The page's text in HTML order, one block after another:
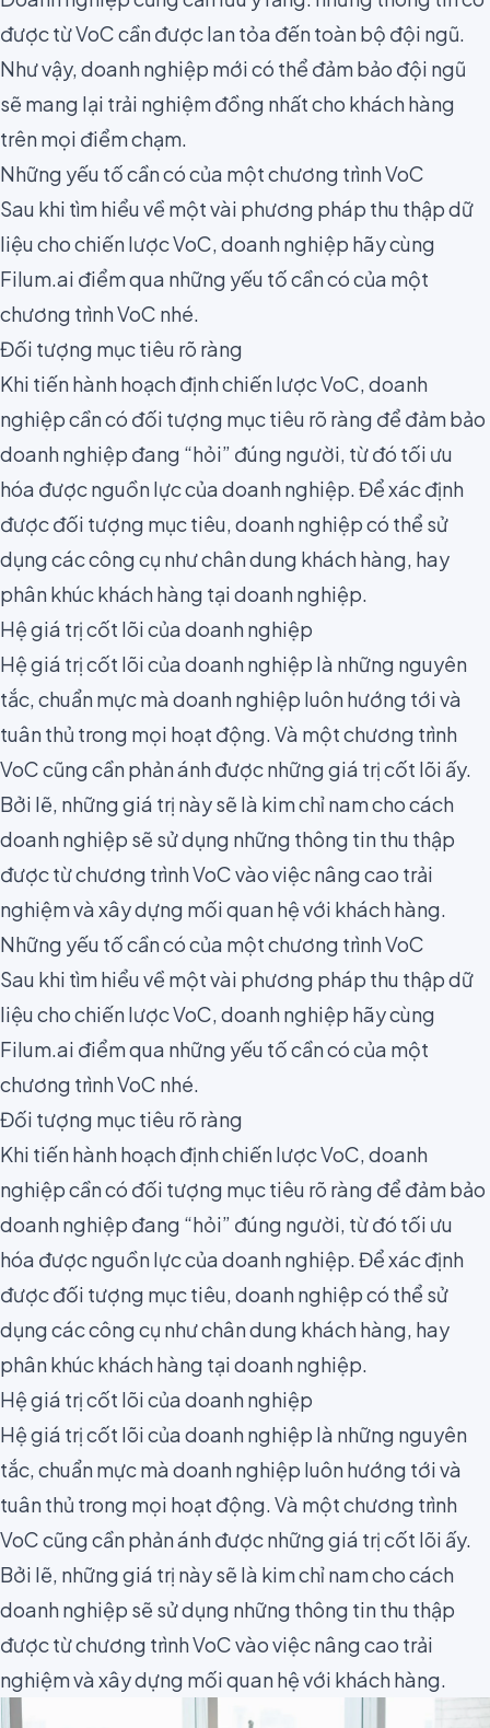
được từ VoC cần được lan tỏa đến toàn bộ đội ngũ.
Như vậy, doanh nghiệp mới có thể đảm bảo đội ngũ
sẽ mang lại trải nghiệm đồng nhất cho khách hàng
trên mọi điểm chạm.
Những yếu tố cần có của một chương trình VoC
Sau khi tìm hiểu về một vài phương pháp thu thập dữ
liệu cho chiến lược VoC, doanh nghiệp hãy cùng
Filum.ai điểm qua những yếu tố cần có của một
chương trình VoC nhé.
Đối tượng mục tiêu rõ ràng
Khi tiến hành hoạch định chiến lược VoC, doanh
nghiệp cần có đối tượng mục tiêu rõ ràng để đảm bảo
doanh nghiệp đang “hỏi” đúng người, từ đó tối ưu
hóa được nguồn lực của doanh nghiệp. Để xác định
được đối tượng mục tiêu, doanh nghiệp có thể sử
dụng các công cụ nhưchân dung khách hàng, hay
phân khúc khách hàng tại doanh nghiệp.
Hệ giá trị cốt lõi của doanh nghiệp
Hệ giá trị cốt lõi của doanh nghiệp là những nguyên
tắc, chuẩn mực mà doanh nghiệp luôn hướng tới và
tuân thủ trong mọi hoạt động. Và một chương trình
VoC cũng cần phản ánh được những giá trị cốt lõi ấy.
Bởi lẽ, những giá trị này sẽ là kim chỉ nam cho cách
doanh nghiệp sẽ sử dụng những thông tin thu thập
được từ chương trình VoC vào việc nâng cao trải
nghiệm và xây dựng mối quan hệ với khách hàng.
Những yếu tố cần có của một chương trình VoC
Sau khi tìm hiểu về một vài phương pháp thu thập dữ
liệu cho chiến lược VoC, doanh nghiệp hãy cùng
Filum.ai điểm qua những yếu tố cần có của một
chương trình VoC nhé.
Đối tượng mục tiêu rõ ràng
Khi tiến hành hoạch định chiến lược VoC, doanh
nghiệp cần có đối tượng mục tiêu rõ ràng để đảm bảo
doanh nghiệp đang “hỏi” đúng người, từ đó tối ưu
hóa được nguồn lực của doanh nghiệp. Để xác định
được đối tượng mục tiêu, doanh nghiệp có thể sử
dụng các công cụ nhưchân dung khách hàng, hay
phân khúc khách hàng tại doanh nghiệp.
Hệ giá trị cốt lõi của doanh nghiệp
Hệ giá trị cốt lõi của doanh nghiệp là những nguyên
tắc, chuẩn mực mà doanh nghiệp luôn hướng tới và
tuân thủ trong mọi hoạt động. Và một chương trình
VoC cũng cần phản ánh được những giá trị cốt lõi ấy.
Bởi lẽ, những giá trị này sẽ là kim chỉ nam cho cách
doanh nghiệp sẽ sử dụng những thông tin thu thập
được từ chương trình VoC vào việc nâng cao trải
nghiệm và xây dựng mối quan hệ với khách hàng.